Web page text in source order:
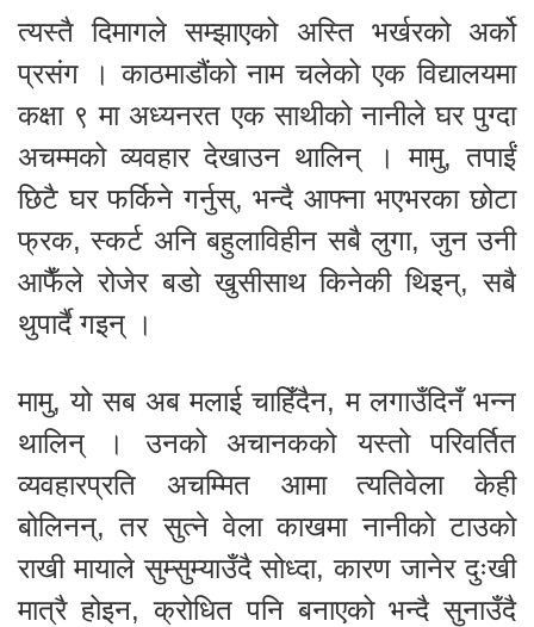
त्यस्तै दिमागले सम्झाएको अस्ति भर्खरको अर्को
प्रसंग । काठमाडौंको नाम चलेको एक विद्यालयमा
कक्षा ९ मा अध्यनरत एक साथीको नानीले घर पुग्दा
अचम्मको व्यवहार देखाउन थालिन् । मामु, तपाईं
छिटै घर फर्किने गर्नुस्, भन्दै आफ्ना भएभरका छोटा
फ्रक, स्कर्ट अनि बहुलाविहीन सबै लुगा, जुन उनी
आफैँले रोजेर बडो खुसीसाथ किनेकी थिइन्, सबै
थुपार्दै गइन् ।
मामु, यो सब अब मलाई चाहिँदैन, म लगाउँदिनँ भन्न
थालिन् । उनको अचानकको यस्तो परिवर्तित
व्यवहारप्रति अचम्मित आमा त्यतिवेला केही
बोलिनन्, तर सुत्ने वेला काखमा नानीको टाउको
राखी मायाले सुम्सुम्याउँदै सोध्दा, कारण जानेर दुःखी
मात्रै होइन, क्रोधित पनि बनाएको भन्दै सुनाउँदै